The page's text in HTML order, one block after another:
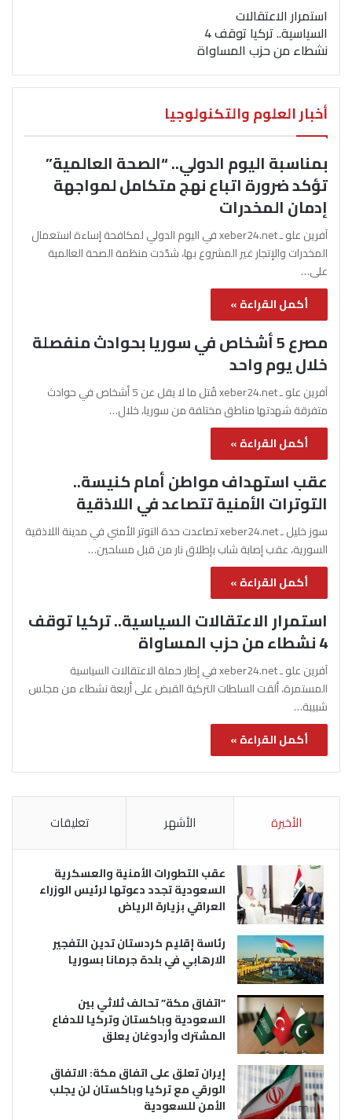
استمرار الاعتقالات
السياسية.. تركيا توقف 4
نشطاء من حزب المساواة
أخبار العلوم والتكنولوجيا
بمناسبة اليوم الدولي.. “الصحة العالمية”
تؤكد ضرورة اتباع نهج متكامل لمواجهة
إدمان المخدرات
آفرين علو ـ xeber24.net في اليوم الدولي لمكافحة إساءة استعمال
المخدرات والإتجار غير المشروع بها، شدّدت منظمة الصحة العالمية
على…
أكمل القراءة »
مصرع 5 أشخاص في سوريا بحوادث منفصلة
خلال يوم واحد
آفرين علو ـ xeber24.net قُتل ما لا يقل عن 5 أشخاص في حوادث
متفرقة شهدتها مناطق مختلفة من سوريا، خلال…
أكمل القراءة »
عقب استهداف مواطن أمام كنيسة..
التوترات الأمنية تتصاعد في اللاذقية
سوز خليل ـ xeber24.net تصاعدت حدة التوتر الأمني في مدينة اللاذقية
السورية، عقب إصابة شاب بإطلاق نار من قبل مسلحين…
أكمل القراءة »
استمرار الاعتقالات السياسية.. تركيا توقف
4 نشطاء من حزب المساواة
آفرين علو ـ xeber24.net في إطار حملة الاعتقالات السياسية
المستمرة، ألقت السلطات التركية القبض على أربعة نشطاء من مجلس
شبيبة…
أكمل القراءة »
الأخيرة الأشهر تعليقات
عقب التطورات الأمنية والعسكرية
السعودية تجدد دعوتها لرئيس الوزراء
العراقي بزيارة الرياض
رئاسة إقليم كردستان تدين التفجير
الارهابي في بلدة جرمانا بسوريا
“اتفاق مكة” تحالف ثلاثي بين
السعودية وباكستان وتركيا للدفاع
المشترك وأردوغان يعلق
إيران تعلق على اتفاق مكة: الاتفاق
الورقي مع تركيا وباكستان لن يجلب
الأمن للسعودية